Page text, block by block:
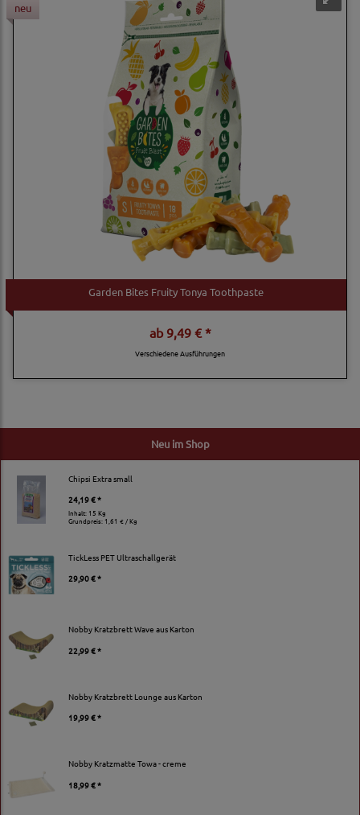
Neu im Shop
Chipsi Extra small
24,19 € *
Inhalt: 15 Kg
Grundpreis:1,61 € / Kg
TickLess PET Ultraschallgerät
29,90 € *
Nobby Kratzbrett Wave aus Karton
22,99 € *
Nobby Kratzbrett Lounge aus Karton
19,99 € *
Nobby Kratzmatte Towa - creme
18,99 € *
neu
Garden Bites Fruity Tonya Toothpaste
ab9,49 € *
Verschiedene Ausführungen